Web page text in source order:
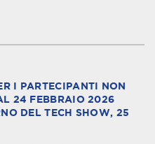
I PARTECIPANTI NON
24 FEBBRAIO 2026
DEL TECH SHOW, 25